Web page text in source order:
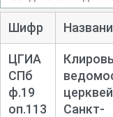
Шифр
ЦГИА
СПб
ф.19
оп.113
Санкт-